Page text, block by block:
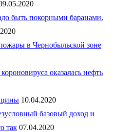
быть покорными баранами.
в Чернобыльской зоне
оказалась нефть
10.04.2020
базовый доход и
так 07.04.2020